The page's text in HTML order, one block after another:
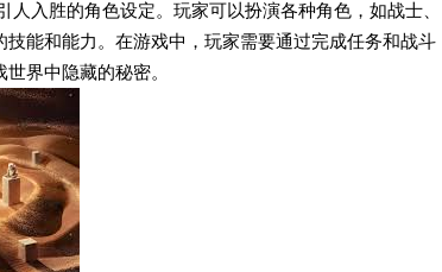
入胜的角色设定。玩家可以扮演各种角色，如战士、
能和能力。在游戏中，玩家需要通过完成任务和战斗
界中隐藏的秘密。